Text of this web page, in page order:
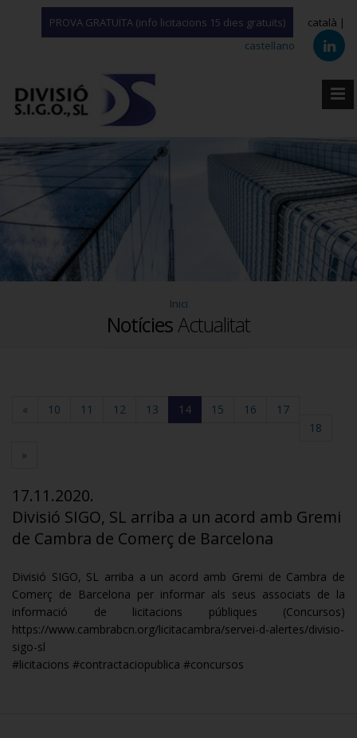
PROVA GRATUÏTA (info licitacions 15 dies gratuïts)
català |
castellano
Inici
NotíciesActualitat
« 10 11 12 13 14(current)
15 16
17
18
»
17.11.2020.
Divisió SIGO, SL arriba a un acord amb Gremi
de Cambra de Comerç de Barcelona
Divisió SIGO, SL arriba a un acord amb Gremi de Cambra de
Comerç de Barcelona per informar als seus associats de la
informació de licitacions públiques (Concursos)
https://www.cambrabcn.org/licitacambra/servei-d-alertes/divisio-
sigo-sl
#licitacions #contractaciopublica #concursos